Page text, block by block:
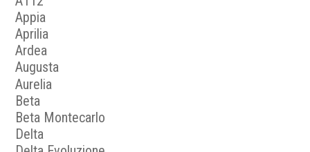
Appia
Aprilia
Ardea
Augusta
Aurelia
Beta
Beta Montecarlo
Delta